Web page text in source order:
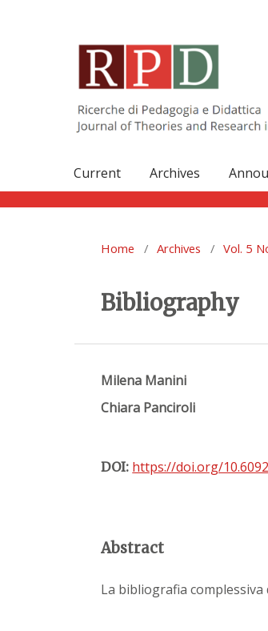
Current Archives
Home / Archives / Vol. 5
Bibliography
Milena Manini
Chiara Panciroli
DOI: https://doi.org/
Abstract
La bibliografia complessiva